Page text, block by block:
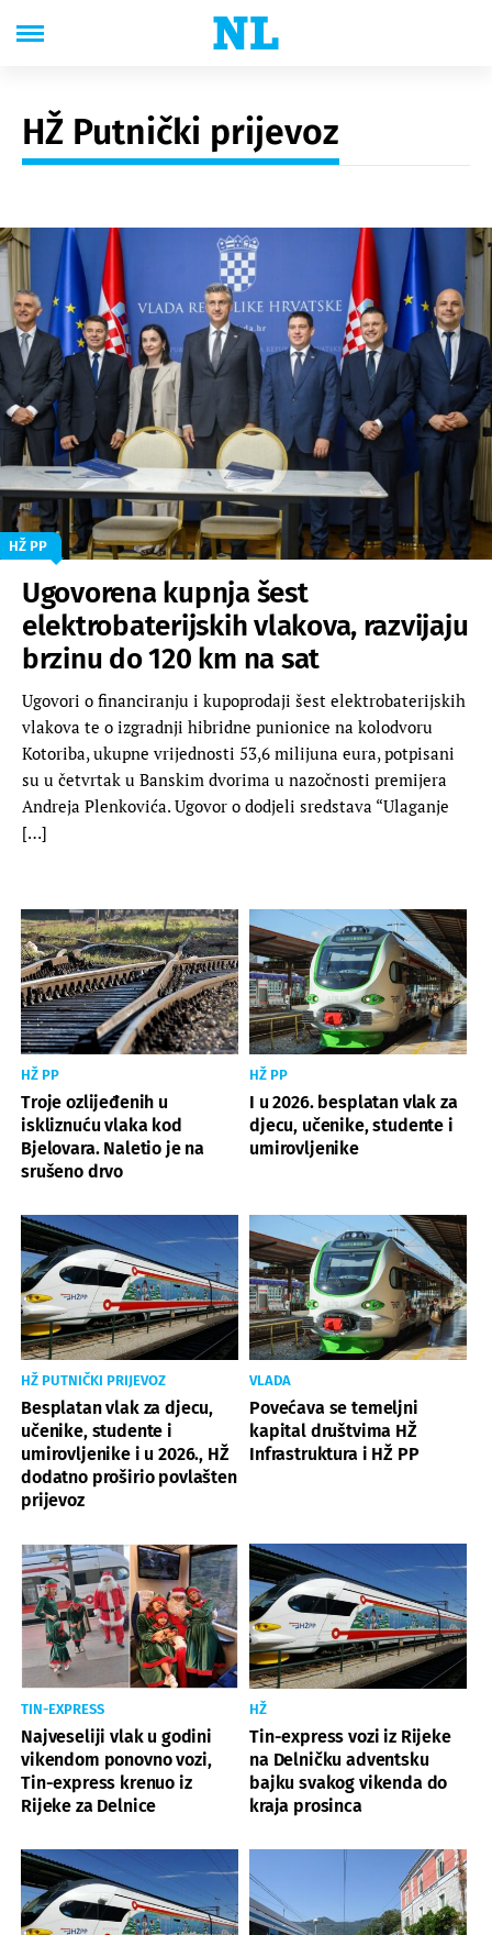
HŽ Putnički prijevoz
HŽ PP
Ugovorena kupnja šest
elektrobaterijskih vlakova, razvijaju
brzinu do 120 km na sat
Ugovori o financiranju i kupoprodaji šest elektrobaterijskih
vlakova te o izgradnji hibridne punionice na kolodvoru
Kotoriba, ukupne vrijednosti 53,6 milijuna eura, potpisani
su u četvrtak u Banskim dvorima u nazočnosti premijera
Andreja Plenkovića. Ugovor o dodjeli sredstava “Ulaganje
[…]
HŽ PP
Troje ozlijeđenih u
iskliznuću vlaka kod
Bjelovara. Naletio je na
srušeno drvo
HŽ PP
I u 2026. besplatan vlak za
djecu, učenike, studente i
umirovljenike
HŽ PUTNIČKI PRIJEVOZ
Besplatan vlak za djecu,
učenike, studente i
umirovljenike i u 2026., HŽ
dodatno proširio povlašten
prijevoz
VLADA
Povećava se temeljni
kapital društvima HŽ
Infrastruktura i HŽ PP
TIN-EXPRESS
Najveseliji vlak u godini
vikendom ponovno vozi,
Tin-express krenuo iz
Rijeke za Delnice
HŽ
Tin-express vozi iz Rijeke
na Delničku adventsku
bajku svakog vikenda do
kraja prosinca